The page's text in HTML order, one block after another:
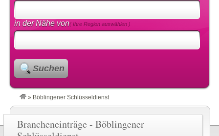
in der Nähe von( Ihre Region auswählen )
Suchen
» Böblingener Schlüsseldienst
Brancheneinträge - Böblingener